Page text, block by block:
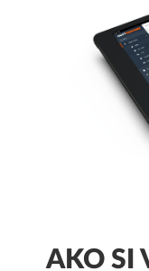
AKO SI